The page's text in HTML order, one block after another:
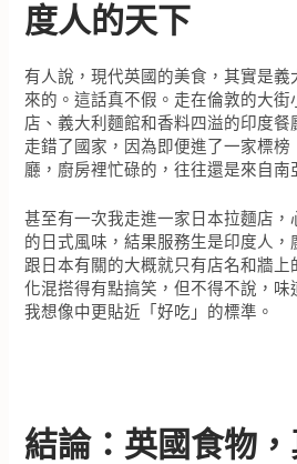
度人的天下
有人說，現代英國的美食，其實是義
來的。這話真不假。走在倫敦的大街
店、義大利麵館和香料四溢的印度
走錯了國家，因為即便進了一家標
廳，廚房裡忙碌的，往往還是來自南
甚至有一次我走進一家日本拉麵店，
的日式風味，結果服務生是印度人
跟日本有關的大概就只有店名和牆
化混搭得有點搞笑，但不得不說，味
我想像中更貼近「好吃」的標準。
結論：英國食物